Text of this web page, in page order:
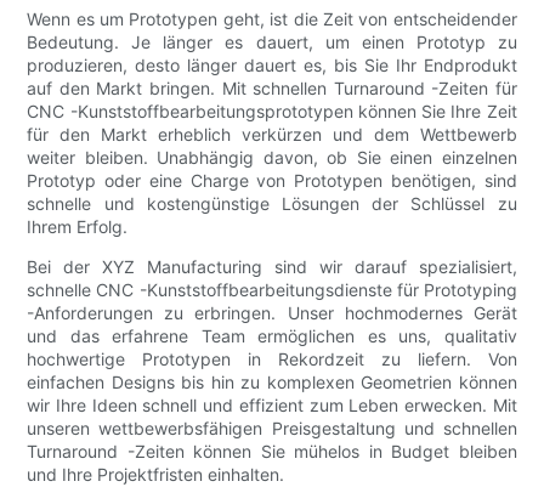
Wenn es um Prototypen geht, ist die Zeit von entscheidender
Bedeutung. Je länger es dauert, um einen Prototyp zu
produzieren, desto länger dauert es, bis Sie Ihr Endprodukt
auf den Markt bringen. Mit schnellen Turnaround -Zeiten für
CNC -Kunststoffbearbeitungsprototypen können Sie Ihre Zeit
für den Markt erheblich verkürzen und dem Wettbewerb
weiter bleiben. Unabhängig davon, ob Sie einen einzelnen
Prototyp oder eine Charge von Prototypen benötigen, sind
schnelle und kostengünstige Lösungen der Schlüssel zu
Ihrem Erfolg.
Bei der XYZ Manufacturing sind wir darauf spezialisiert,
schnelle CNC -Kunststoffbearbeitungsdienste für Prototyping
-Anforderungen zu erbringen. Unser hochmodernes Gerät
und das erfahrene Team ermöglichen es uns, qualitativ
hochwertige Prototypen in Rekordzeit zu liefern. Von
einfachen Designs bis hin zu komplexen Geometrien können
wir Ihre Ideen schnell und effizient zum Leben erwecken. Mit
unseren wettbewerbsfähigen Preisgestaltung und schnellen
Turnaround -Zeiten können Sie mühelos in Budget bleiben
und Ihre Projektfristen einhalten.